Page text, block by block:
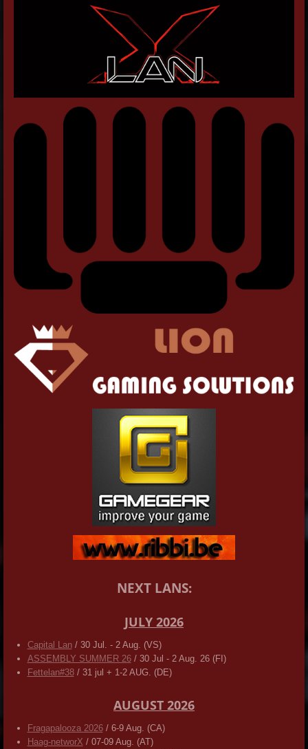
NEXT LANS:
JULY 2026
Capital Lan/ 30 Jul. - 2 Aug. (VS)
ASSEMBLY SUMMER 26/ 30 Jul - 2 Aug. 26 (FI)
Fettelan#38/ 31 jul + 1-2 AUG. (DE)
AUGUST 2026
Fragapalooza 2026/ 6-9 Aug. (CA)
Haag-networX / 07-09 Aug. (AT)